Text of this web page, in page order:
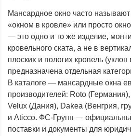
Мансардное окно часто
«окном в кровле» или просто
— это одно и то же изделие,
кровельного ската, а не в
плоских и пологих кровель
предназначена отдельная
В каталоге — мансардные окна
производителей: Roto
Velux (Дания), Dakea (Венгрия,
и Aticco. ФС-Групп —
поставки и документы для